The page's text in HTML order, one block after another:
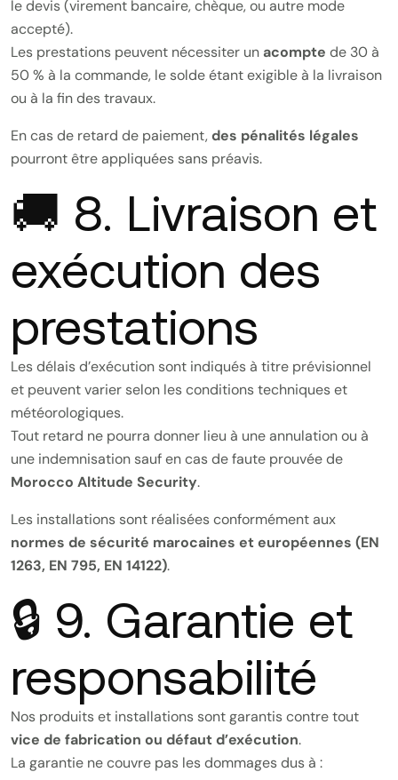
le devis (virement bancaire, chèque, ou autre mode
accepté).
Les prestations peuvent nécessiter un acompte de 30 à
50 % à la commande, le solde étant exigible à la livraison
ou à la fin des travaux.
En cas de retard de paiement,des pénalités légales
pourront être appliquées sans préavis.
🚚 8. Livraison et
exécution des
prestations
Les délais d’exécution sont indiqués à titre prévisionnel
et peuvent varier selon les conditions techniques et
météorologiques.
Tout retard ne pourra donner lieu à une annulation ou à
une indemnisation sauf en cas de faute prouvée de
Morocco Altitude Security.
Les installations sont réalisées conformément aux
normes de sécurité marocaines et européennes (EN
1263, EN 795, EN 14122).
🔒 9. Garantie et
responsabilité
Nos produits et installations sont garantis contre tout
vice de fabrication ou défaut d’exécution.
La garantie ne couvre pas les dommages dus à :